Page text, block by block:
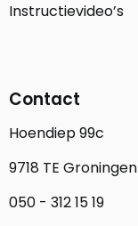
Instructievideo’s
Contact
Hoendiep 99c
9718 TE Groningen
050 - 312 15 19